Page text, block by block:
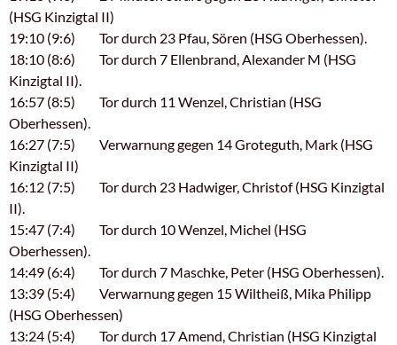
(HSG Kinzigtal II)
19:10 (9:6) Tor durch 23 Pfau, Sören (HSG Oberhessen).
18:10 (8:6) Tor durch 7 Ellenbrand, Alexander M (HSG
Kinzigtal II).
16:57 (8:5) Tor durch 11 Wenzel, Christian (HSG
Oberhessen).
16:27 (7:5) Verwarnung gegen 14 Groteguth, Mark (HSG
Kinzigtal II)
16:12 (7:5) Tor durch 23 Hadwiger, Christof (HSG Kinzigtal
II).
15:47 (7:4) Tor durch 10 Wenzel, Michel (HSG
Oberhessen).
14:49 (6:4) Tor durch 7 Maschke, Peter (HSG Oberhessen).
13:39 (5:4) Verwarnung gegen 15 Wiltheiß, Mika Philipp
(HSG Oberhessen)
13:24 (5:4) Tor durch 17 Amend, Christian (HSG Kinzigtal